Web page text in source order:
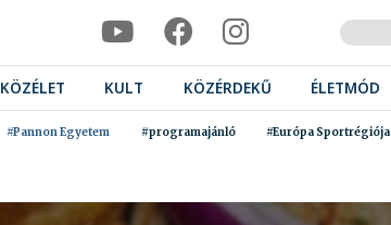
KÖZÉLET KULT KÖZÉRDEKŰ ÉLETMÓD
#Pannon Egyetem #programajánló #Európa Sportrégiója